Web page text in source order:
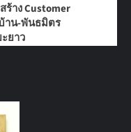
ร้าง Customer
าน-พันธมิตร
ยาว